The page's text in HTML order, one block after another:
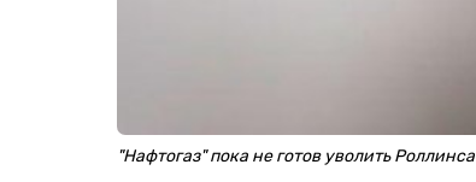
"Нафтогаз" пока не готов уволить Роллинса